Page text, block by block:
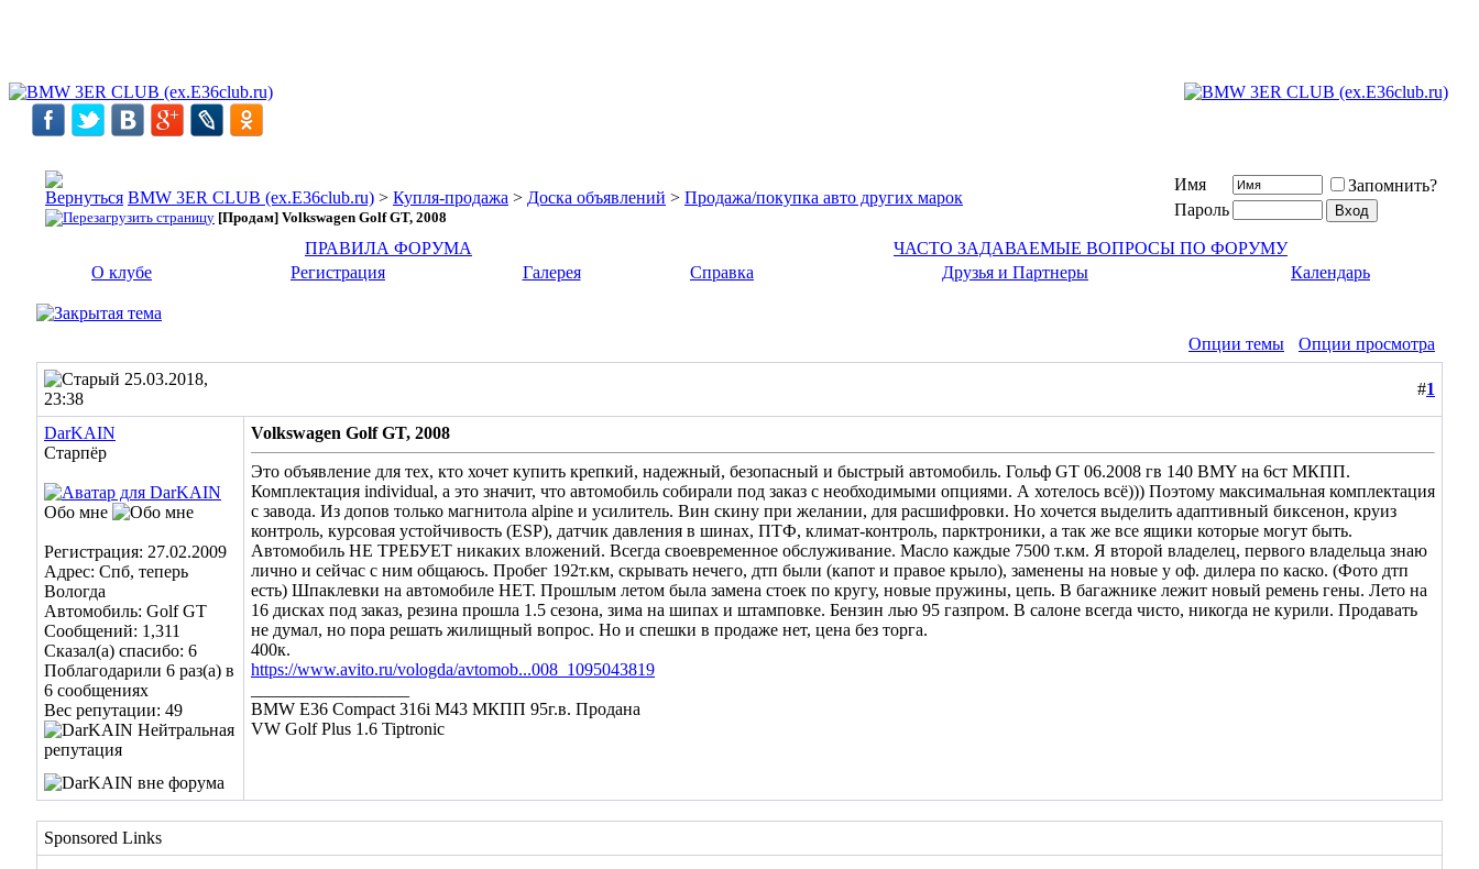
BMW 3ER CLUB (ex.E36club.ru) > Купля-продажа > Доска объявлений > Продажа/покупка авто других марок
[Продам] Volkswagen Golf GT, 2008
Имя
Запомнить?
Пароль
ПРАВИЛА ФОРУМА
ЧАСТО ЗАДАВАЕМЫЕ ВОПРОСЫ ПО ФОРУМУ
О клубе
Регистрация Галерея Справка Друзья и Партнеры Календарь
Опции темы
Опции просмотра
25.03.2018,
23:38
#1
DarKAIN
Старпёр
Обо мне
Регистрация: 27.02.2009
Адрес: Спб, теперь
Вологда
Автомобиль: Golf GT
Сообщений: 1,311
Сказал(а) спасибо: 6
Поблагодарили 6 раз(а) в
6 сообщениях
Вес репутации: 49
Volkswagen Golf GT, 2008
Это объявление для тех, кто хочет купить крепкий, надежный, безопасный и быстрый автомобиль. Гольф GT 06.2008 гв 140 BMY на 6ст МКПП.
Комплектация individual, а это значит, что автомобиль собирали под заказ с необходимыми опциями. А хотелось всё))) Поэтому максимальная комплектация
с завода. Из допов только магнитола alpine и усилитель. Вин скину при желании, для расшифровки. Но хочется выделить адаптивный биксенон, круиз
контроль, курсовая устойчивость (ESP), датчик давления в шинах, ПТФ, климат-контроль, парктроники, а так же все ящики которые могут быть.
Автомобиль НЕ ТРЕБУЕТ никаких вложений. Всегда своевременное обслуживание. Масло каждые 7500 т.км. Я второй владелец, первого владельца знаю
лично и сейчас с ним общаюсь. Пробег 192т.км, скрывать нечего, дтп были (капот и правое крыло), заменены на новые у оф. дилера по каско. (Фото дтп
есть) Шпаклевки на автомобиле НЕТ. Прошлым летом была замена стоек по кругу, новые пружины, цепь. В багажнике лежит новый ремень гены. Лето на
16 дисках под заказ, резина прошла 1.5 сезона, зима на шипах и штамповке. Бензин лью 95 газпром. В салоне всегда чисто, никогда не курили. Продавать
не думал, но пора решать жилищный вопрос. Но и спешки в продаже нет, цена без торга.
400к.
https://www.avito.ru/vologda/avtomob...008_1095043819
BMW E36 Compact 316i M43 МКПП 95г.в. Продана
VW Golf Plus 1.6 Tiptronic
Sponsored Links